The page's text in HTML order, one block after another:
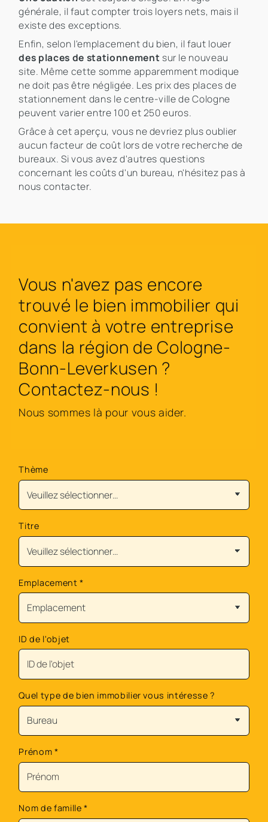
générale, il faut compter trois loyers nets, mais il
existe des exceptions.
Enfin, selon l'emplacement du bien, il faut louer
des places de stationnement sur le nouveau
site. Même cette somme apparemment modique
ne doit pas être négligée. Les prix des places de
stationnement dans le centre-ville de Cologne
peuvent varier entre 100 et 250 euros.
Grâce à cet aperçu, vous ne devriez plus oublier
aucun facteur de coût lors de votre recherche de
bureaux. Si vous avez d'autres questions
concernant les coûts d'un bureau, n'hésitez pas à
nous contacter.
Vous n'avez pas encore
trouvé le bien immobilier qui
convient à votre entreprise
dans la région de Cologne-
Bonn-Leverkusen ?
Contactez-nous !
Nous sommes là pour vous aider.
Thème
Titre
Emplacement*
ID de l'objet
Quel type de bien immobilier vous intéresse ?
Prénom *
Nom de famille*